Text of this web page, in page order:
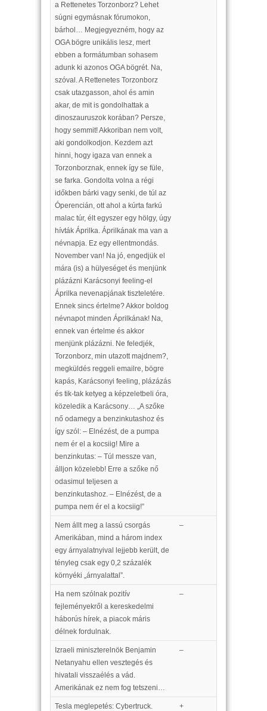
a Rettenetes Torzonborz? Lehet
súgni egymásnak fórumokon,
bárhol… Megjegyezném, hogy az
OGA bögre unikális lesz, mert
ebben a formátumban sohasem
adunk ki azonos OGA bögrét. Na,
szóval. A Rettenetes Torzonborz
csak utazgasson, ahol és amin
akar, de mit is gondolhattak a
dinoszauruszok korában? Persze,
hogy semmit! Akkoriban nem volt,
aki gondolkodjon. Kezdem azt
hinni, hogy igaza van ennek a
Torzonborznak, ennek így se füle,
se farka. Gondolta volna a régi
időkben bárki vagy senki, de túl az
Óperencián, ott ahol a kúrta farkú
malac túr, élt egyszer egy hölgy, úgy
hívták Áprilka. Áprilkának ma van a
névnapja. Ez egy ellentmondás.
November van! Na jó, engedjük el
mára (is) a hülyeséget és menjünk
plázázni Karácsonyi feeling-el
Áprilka nevenapjának tiszteletére.
Ennek sincs értelme? Akkor boldog
névnapot minden Áprilkának! Na,
ennek van értelme és akkor
menjünk plázázni. Ne feledjék,
Torzonborz, min utazott majdnem?,
megküldés reggeli emailre, bögre
kapás, Karácsonyi feeling, plázázás
és tik-tak ketyeg a képzeletbeli óra,
közeledik a Karácsony… „A szőke
nő odamegy a benzinkutashoz és
így szól: – Elnézést, de a pumpa
nem ér el a kocsiig! Mire a
benzinkutas: – Túl messze van,
álljon közelebb! Erre a szőke nő
odasimul teljesen a
benzinkutashoz. – Elnézést, de a
pumpa nem ér el a kocsiig!”
Nem állt meg a lassú csorgás
Amerikában, mind a három index
egy árnyalatnyival lejjebb került, de
tényleg csak egy 0,2 százalék
környéki „árnyalattal”.
–
Ha nem szólnak pozitív
fejleményekről a kereskedelmi
háborús hírek, a piacok máris
délnek fordulnak.
–
Izraeli miniszterelnök Benjamin
Netanyahu ellen vesztegés és
hivatali visszaélés a vád.
Amerikának ez nem fog tetszeni…
–
Tesla meglepetés: Cybertruck.
+